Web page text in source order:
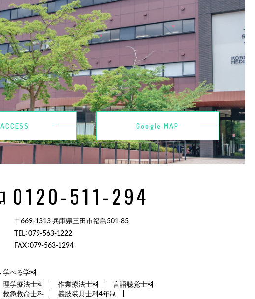
ACCESS Google MAP
0120-511-294
〒669-1313 兵庫県三田市福島501-85
TEL：079-563-1222
FAX：079-563-1294
学べる学科
理学療法士科
作業療法士科
言語聴覚士科
救急救命士科
義肢装具士科4年制